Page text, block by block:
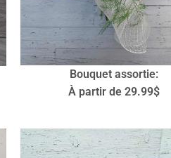
Bouquet assortie:
À partir de 29.99$